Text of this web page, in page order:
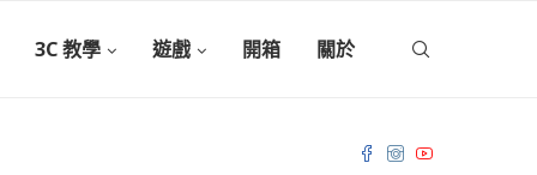
3C 教學 遊戲 開箱 關於